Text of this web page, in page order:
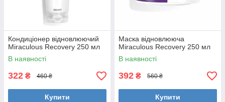
Кондиціонер відновлюючий
Miraculous Recovery 250 мл
В наявності
322 ₴ 460 ₴
Купити
Маска відновлююча
Miraculous Recovery 250 мл
В наявності
392 ₴ 560 ₴
Купити